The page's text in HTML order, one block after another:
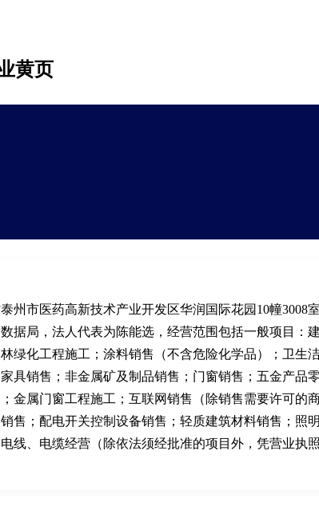
黄页
州市医药高新技术产业开发区华润国际花园10幢3008
据局，法人代表为陈能选，经营范围包括一般项目：
绿化工程施工；涂料销售（不含危险化学品）；卫生
具销售；非金属矿及制品销售；门窗销售；五金产品
金属门窗工程施工；互联网销售（除销售需要许可的
售；配电开关控制设备销售；轻质建筑材料销售；照
线、电缆经营（除依法须经批准的项目外，凭营业执